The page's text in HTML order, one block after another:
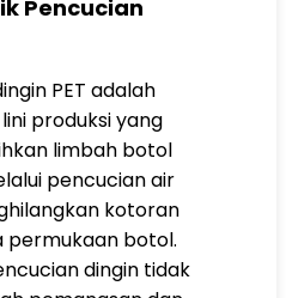
Pencucian
PET adalah
produksi yang
limbah botol
pencucian air
kotoran
permukaan botol.
dingin tidak